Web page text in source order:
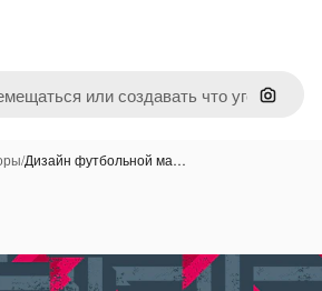
Поиск
/Дизайн футбольной ма…